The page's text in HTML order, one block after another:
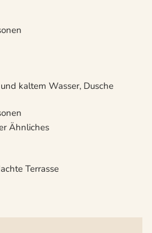
kaltem Wasser, Dusche
Ähnliches
Terrasse